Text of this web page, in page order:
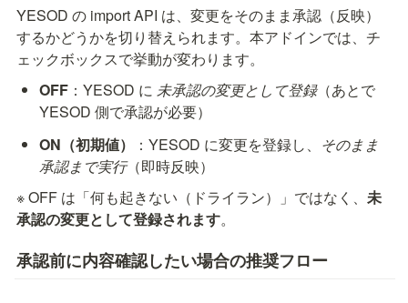
YESOD の import API は、変更をそのまま承認（反映）
するかどうかを切り替えられます。本アドインでは、チ
ェックボックスで挙動が変わります。
OFF ：YESOD に 未承認の変更として登録（あとで
YESOD 側で承認が必要）
ON（初期値）
：YESOD に変更を登録し、 そのまま
承認まで実行（即時反映）
※ OFF は「何も起きない（ドライラン）」ではなく、 未
承認の変更として登録されます。
承認前に内容確認したい場合の推奨フロー